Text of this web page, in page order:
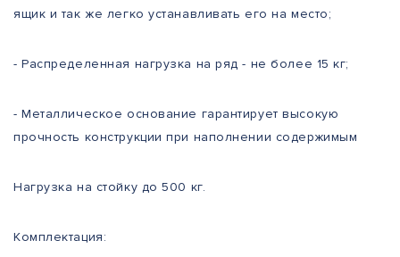
ящик и так же легко устанавливать его на место;
- Распределенная нагрузка на ряд - не более 15 кг;
- Металлическое основание гарантирует высокую
прочность конструкции при наполнении содержимым
Нагрузка на стойку до 500 кг.
Комплектация: